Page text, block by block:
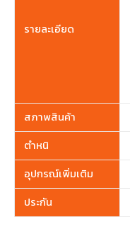
รายละเอียด
สภาพสินค้า
ตำหนิ
อุปกรณ์เพิ่มเติม
ประกัน